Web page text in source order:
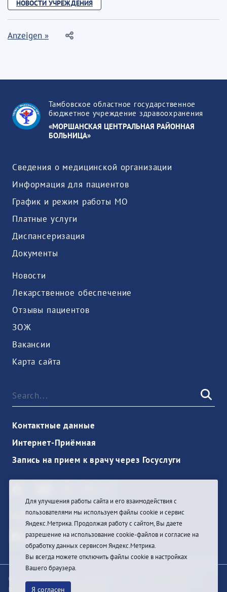
НОВОСТИ УЧРЕЖДЕНИЯ
Anzeigen »
Тамбовское областное государственное
бюджетное учреждение здравоохранения
«МОРШАНСКАЯ ЦЕНТРАЛЬНАЯ РАЙОННАЯ
БОЛЬНИЦА»
Сведения о медицинской организации
Информация для пациентов
График и режим работы МО
Платные услуги
Диспансеризация
Документы
Новости
Лекарственное обеспечение
Отзывы пациентов
ЗОЖ
Вакансии
Карта сайта
Контактные данные
Интернет-Приёмная
Запись на прием к врачу через Госуслуги
Anmelden
© При цитировании информации с сайта ссылка на
первоисточник обязательна
Для улучшения работы сайта и его взаимодействия с
пользователями мы используем файлы cookie и сервис
Яндекс.Метрика. Продолжая работу с сайтом, Вы даете
разрешение на использование cookie-файлов и согласие на
обработку данных сервисом Яндекс.Метрика.
Вы всегда можете отключить файлы cookie в настройках
Вашего браузера.
Я согласен